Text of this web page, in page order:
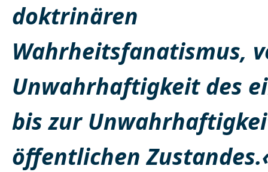
doktrinären
Wahrheitsfanatismus,
Unwahrhaftigkeit des
bis zur
öffentlichen